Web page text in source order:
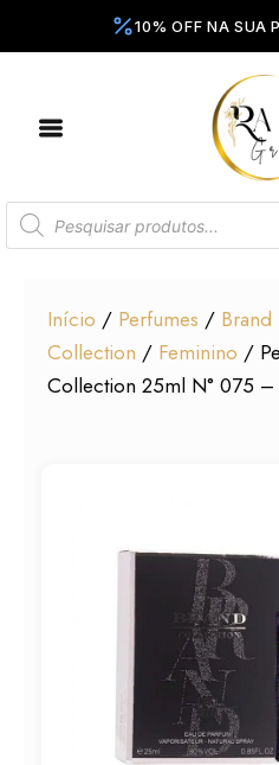
Pesquisar
produtos
Início / Perfumes / Brand
Collection / Feminino /
Collection 25ml N° 075 –